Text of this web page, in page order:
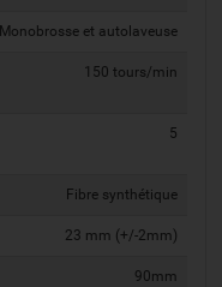
Monobrosse et autolaveuse
150 tours/min
5
Fibre synthétique
23 mm (+/-2mm)
90mm